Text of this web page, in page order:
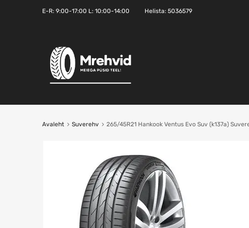
E-R: 9:00-17:00 L: 10:00-14:00 Helista: 5036579
Avaleht Suverehv 265/45R21 Hankook Ventus Evo Suv (k137a)